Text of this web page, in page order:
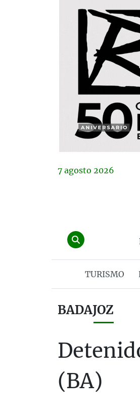
7 agosto 2026
TURISMO
BADAJOZ
(BA)